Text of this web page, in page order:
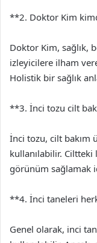
**2. Doktor Kim
Doktor Kim, sağlık,
izleyicilere ilham
Holistik bir sağlık
**3. İnci tozu cilt
İnci tozu, cilt bakım
kullanılabilir.
görünüm sağlamak
**4. İnci taneleri
Genel olarak, inci